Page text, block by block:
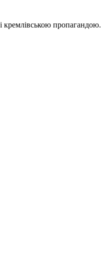
кремлівською пропагандою.